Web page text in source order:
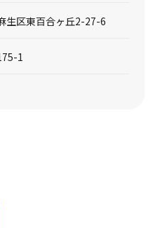
生区東百合ヶ丘2-27-6
1